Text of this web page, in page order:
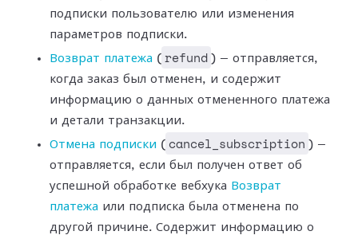
подписки пользователю или изменения
параметров подписки.
Возврат платежа ( refund ) — отправляется,
когда заказ был отменен, и содержит
информацию о данных отмененного платежа
и детали транзакции.
Отмена подписки ( cancel_subscription ) —
отправляется, если был получен ответ об
успешной обработке вебхука Возврат
платежа или подписка была отменена по
другой причине. Содержит информацию о